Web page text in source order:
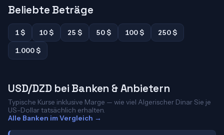
Beliebte Beträge
1 $ 10 $ 25 $ 50 $ 100 $
250 $
1.000 $
USD/DZD bei Banken & Anbietern
Typische Kurse inklusive Marge — wie viel Algerischer Dinar Sie je
US-Dollar tatsächlich erhalten.
Alle Banken im Vergleich →